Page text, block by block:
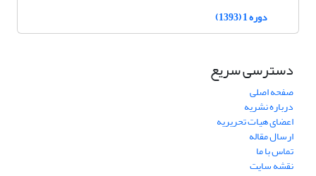
دوره 1 (1393)
دسترسی سریع
صفحه اصلی
درباره نشریه
اعضای هیات تحریریه
ارسال مقاله
تماس با ما
نقشه سایت